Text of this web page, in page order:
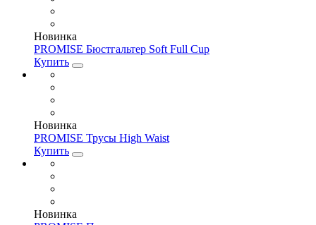
Новинка
PROMISE Бюстгальтер Soft Full Cup
Купить
Новинка
PROMISE Трусы High Waist
Купить
Новинка